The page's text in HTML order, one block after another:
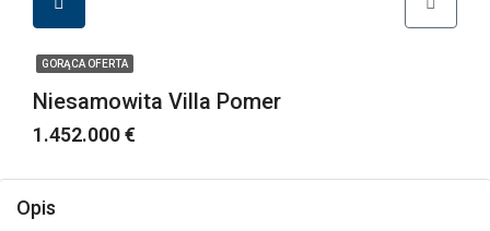
GORĄCA OFERTA
Niesamowita Villa Pomer
1.452.000 €
Opis